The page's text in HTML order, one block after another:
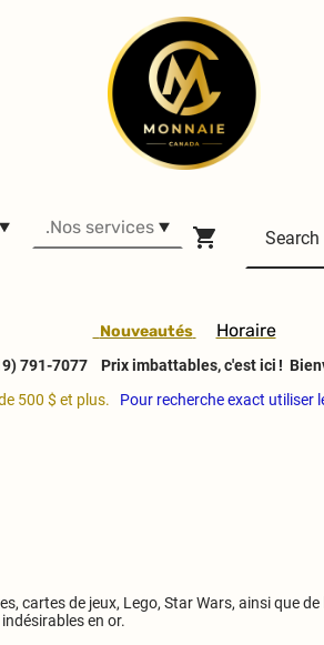
.Nos services
Nouveautés Horaire
791-7077
Prix imbattables, c'est ici !
500 $ et plus.
Pour recherche exact utiliser
cartes de jeux, Lego, Star Wars, ainsi que
en or.